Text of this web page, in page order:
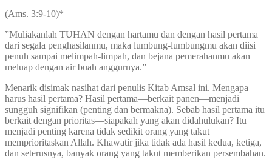
(Ams. 3:9-10)*
”Muliakanlah TUHAN dengan hartamu dan dengan hasil pertama
dari segala penghasilanmu, maka lumbung-lumbungmu akan diisi
penuh sampai melimpah-limpah, dan bejana pemerahanmu akan
meluap dengan air buah anggurnya.”
Menarik disimak nasihat dari penulis Kitab Amsal ini. Mengapa
harus hasil pertama? Hasil pertama—berkait panen—menjadi
sungguh signifikan (penting dan bermakna). Sebab hasil pertama itu
berkait dengan prioritas—siapakah yang akan didahulukan? Itu
menjadi penting karena tidak sedikit orang yang takut
memprioritaskan Allah. Khawatir jika tidak ada hasil kedua, ketiga,
dan seterusnya, banyak orang yang takut memberikan persembahan.